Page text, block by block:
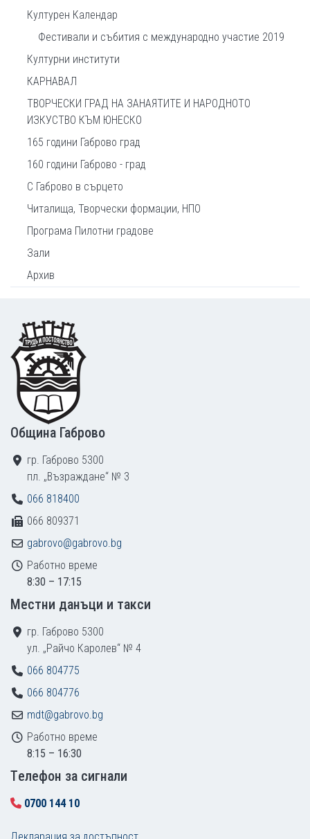
Културен Календар
Фестивали и събития с международно участие 2019
Културни институти
КАРНАВАЛ
ТВОРЧЕСКИ ГРАД НА ЗАНАЯТИТЕ И НАРОДНОТО
ИЗКУСТВО КЪМ ЮНЕСКО
165 години Габрово град
160 години Габрово - град
С Габрово в сърцето
Читалища, Творчески формации, НПО
Програма Пилотни градове
Зали
Архив
Footer
Община Габрово
гр. Габрово 5300
пл. „Възраждане“ № 3
066 818400
066 809371
gabrovo@gabrovo.bg
Работно време
8:30 – 17:15
Местни данъци и такси
гр. Габрово 5300
ул. „Райчо Каролев“ № 4
066 804775
066 804776
mdt@gabrovo.bg
Работно време
8:15 – 16:30
Tелефон за сигнали
0700 144 10
Декларация за достъпност